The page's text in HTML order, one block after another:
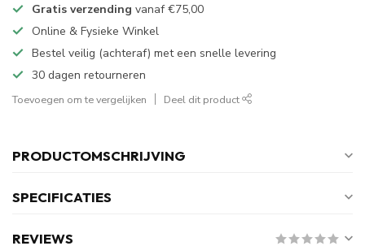
Gratis verzending vanaf€75,00
Online & Fysieke Winkel
Bestel veilig (achteraf) met een snelle levering
30 dagen retourneren
Toevoegen om te vergelijken Deel dit product
PRODUCTOMSCHRIJVING
SPECIFICATIES
REVIEWS